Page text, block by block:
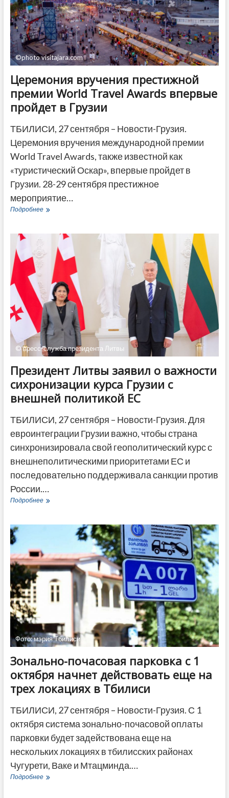
©photo visitajara.com
Церемония вручения престижной
премии World Travel Awards впервые
пройдет в Грузии
ТБИЛИСИ, 27 сентября – Новости-Грузия.
Церемония вручения международной премии
World Travel Awards, также известной как
«туристический Оскар», впервые пройдет в
Грузии. 28-29 сентября престижное
мероприятие…
ПодробнееЦеремония
премии
World
Travel
Awards
впервые
пройдет
в
Грузии
© пресс-служба президента Литвы
Президент Литвы заявил о важности
сихронизации курса Грузии с
внешней политикой ЕС
ТБИЛИСИ, 27 сентября – Новости-Грузия. Для
евроинтеграции Грузии важно, чтобы страна
синхронизировала свой геополитический курс с
внешнеполитическими приоритетами ЕС и
последовательно поддерживала санкции против
России.…
ПодробнееПрезидент
о
курса
Грузии
с
внешней
политикой
ЕС
Фото: мэрия Тбилиси
Зонально-почасовая парковка с 1
октября начнет действовать еще на
трех локациях в Тбилиси
ТБИЛИСИ, 27 сентября – Новости-Грузия. С 1
октября система зонально-почасовой оплаты
парковки будет задействована еще на
нескольких локациях в тбилисских районах
Чугурети, Ваке и Мтацминда.…
ПодробнееЗонально-